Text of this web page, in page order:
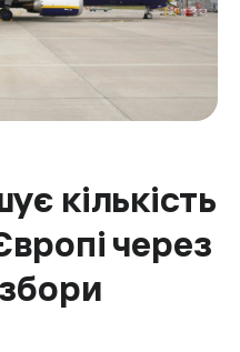
кількість
через